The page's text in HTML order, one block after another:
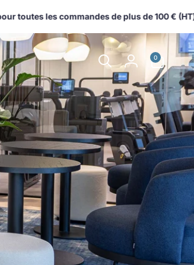
les commandes de plus de 100 € (HT)
Connexion
0
0 article